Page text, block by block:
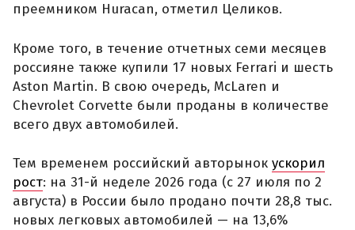
преемником Huracan, отметил Целиков.
Кроме того, в течение отчетных семи месяцев
россияне также купили 17 новых Ferrari и шесть
Aston Martin. В свою очередь, McLaren и
Chevrolet Corvette были проданы в количестве
всего двух автомобилей.
Тем временем российский авторынок ускорил
рост: на 31-й неделе 2026 года (с 27 июля по 2
августа) в России было продано почти 28,8 тыс.
новых легковых автомобилей — на 13,6%